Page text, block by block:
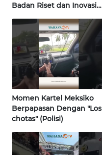
Badan Riset dan Inovasi
Momen Kartel Meksiko
Berpapasan Dengan "Los
chotas" (Polisi)
WN
JATIM
WN
BALI
WN